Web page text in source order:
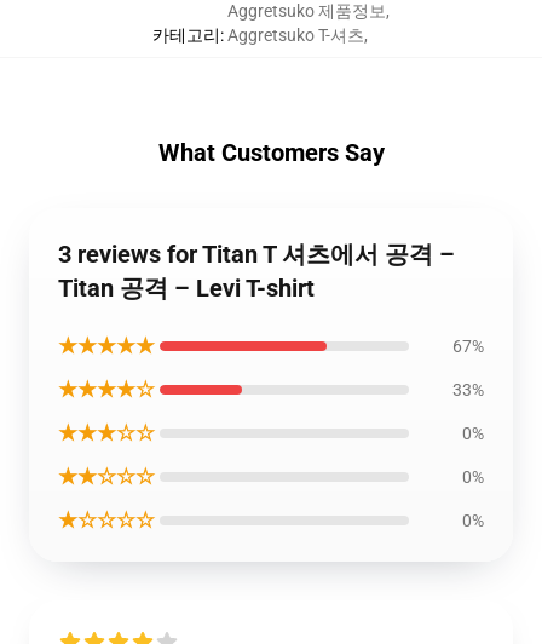
카테고리:
Aggretsuko 제품정보,
Aggretsuko T-셔츠,
What Customers Say
3 reviews for Titan T 셔츠에서 공격 –
Titan 공격 – Levi T-shirt
★★★★★ 67%
★★★★☆ 33%
★★★☆☆ 0%
★★☆☆☆ 0%
★☆☆☆☆ 0%